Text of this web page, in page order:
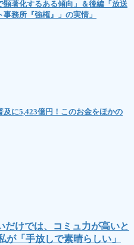
著化するある傾向」＆後編「放送
務所『強権』」の実情」
及に5,423億円！このお金をほかの
だけでは、コミュ力が高いと
「手放しで素晴らしい」